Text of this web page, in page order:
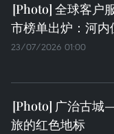
全球客户
市榜单出炉：河内
23/07/2026 01:00
广治古城
旅的红色地标